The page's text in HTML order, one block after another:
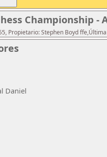
Championship -
Propietario: Stephen Boyd
Daniel